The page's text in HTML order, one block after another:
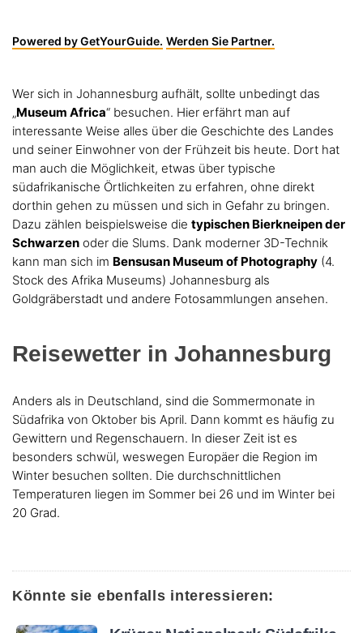
Powered by GetYourGuide. Werden Sie Partner.
Wer sich in Johannesburg aufhält, sollte unbedingt das
„Museum Africa“ besuchen. Hier erfährt man auf
interessante Weise alles über die Geschichte des Landes
und seiner Einwohner von der Frühzeit bis heute. Dort hat
man auch die Möglichkeit, etwas über typische
südafrikanische Örtlichkeiten zu erfahren, ohne direkt
dorthin gehen zu müssen und sich in Gefahr zu bringen.
Dazu zählen beispielsweise die typischen Bierkneipen der
Schwarzen oder die Slums. Dank moderner 3D-Technik
kann man sich im Bensusan Museum of Photography (4.
Stock des Afrika Museums) Johannesburg als
Goldgräberstadt und andere Fotosammlungen ansehen.
Reisewetter in Johannesburg
Anders als in Deutschland, sind die Sommermonate in
Südafrika von Oktober bis April. Dann kommt es häufig zu
Gewittern und Regenschauern. In dieser Zeit ist es
besonders schwül, weswegen Europäer die Region im
Winter besuchen sollten. Die durchschnittlichen
Temperaturen liegen im Sommer bei 26 und im Winter bei
20 Grad.
Könnte sie ebenfalls interessieren: